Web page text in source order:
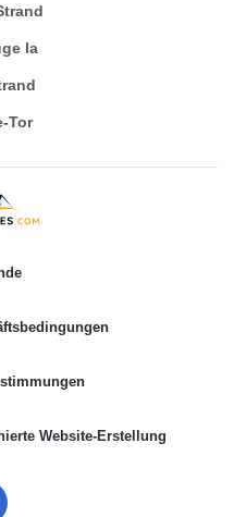
la
Tor
Website-Erstellung